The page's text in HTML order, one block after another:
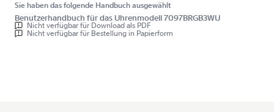
Sie haben das folgende Handbuch ausgewählt
Benutzerhandbuch für das Uhrenmodell 7097BRGB3WU
Nicht verfügbar für Download als PDF
Nicht verfügbar für Bestellung in Papierform